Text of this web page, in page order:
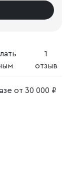
1
отзыв
от 30 000 ₽